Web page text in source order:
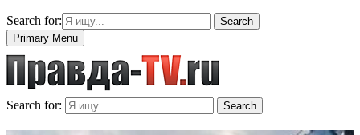
Search for:
Search
Primary Menu
Search for: Search